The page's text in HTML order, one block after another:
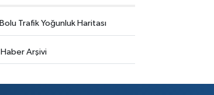
Bolu Trafik Yoğunluk Haritası
Haber Arşivi